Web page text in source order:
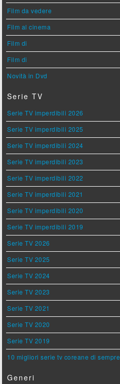
Film da vedere
Film al cinema
Film di
Film di
Novità in Dvd
Serie TV
Serie TV imperdibili 2026
Serie TV imperdibili 2025
Serie TV imperdibili 2024
Serie TV imperdibili 2023
Serie TV imperdibili 2022
Serie TV imperdibili 2021
Serie TV imperdibili 2020
Serie TV imperdibili 2019
Serie TV 2026
Serie TV 2025
Serie TV 2024
Serie TV 2023
Serie TV 2021
Serie TV 2020
Serie TV 2019
10 migliori serie tv coreane di sempre
Generi